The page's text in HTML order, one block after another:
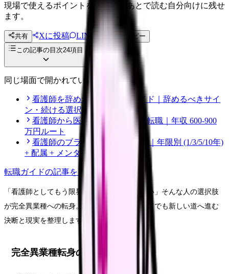
現場で使えるポイントを、同僚やあとで読む自分向けに残せ
ます。
共有 Xに投稿 LINE
投稿文コピー
この記事の目次24項目
同じ場面で開かれている記事
看護師を辞めたい時の完全ガイド｜辞めるべきサイ
ン・続ける選択・転職準備
看護師から医療機器メーカーへ転職｜年収 600-900
万円ルート
看護師のブランク復職 完全ハブ｜年限別 (1/3/5/10年)
+ 配属 + メンタル + プログラム
転職ガイドの記事をもっと見る
「看護師としてもう限界」「別の世界を見たい」そんな人の選択肢
が完全異業種への転身。看護師資格を手放してでも新しい道へ進む
決断と現実を整理します。
完全異業種転身の主な理由